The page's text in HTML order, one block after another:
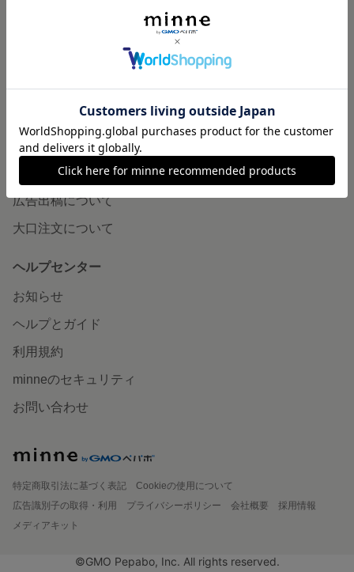
minneとものづくりと
minneの本
企業の方へ
広告出稿について
大口注文について
ヘルプセンター
お知らせ
ヘルプとガイド
利用規約
minneのセキュリティ
お問い合わせ
特定商取引法に基づく表記
Cookieの使用について
広告識別子の取得・利用
プライバシーポリシー 会社概要
採用情報
メディアキット
©GMO Pepabo, Inc. All rights reserved.